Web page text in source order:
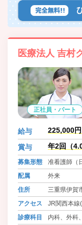
医療法人 吉村
正社員・パート
給与 225,000
賞与 年2回（
募集形態
准看護師（
配属
外来
住所
三重県伊賀
アクセス
JR関西本線
具駅 徒歩
診療科目 内科、外科